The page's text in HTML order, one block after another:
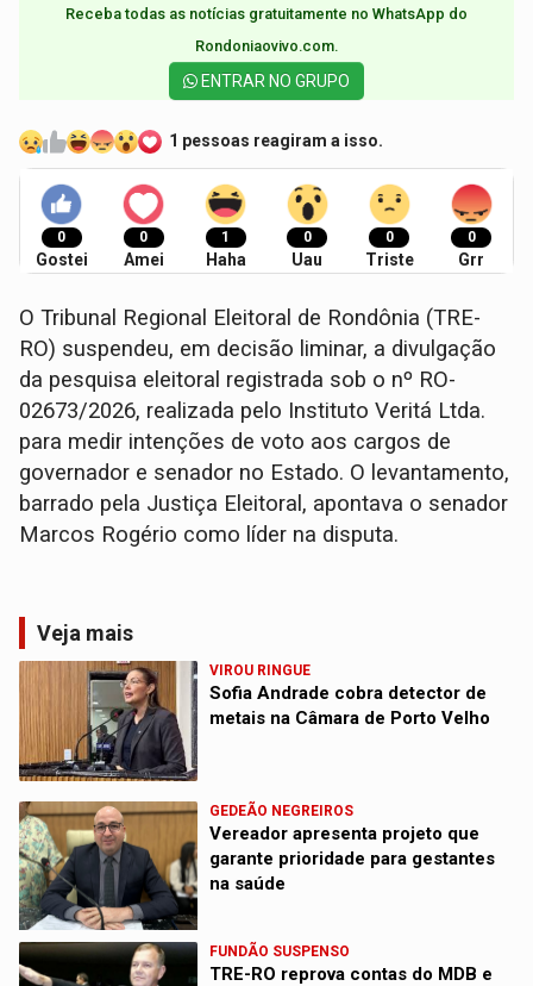
Receba todas as notícias gratuitamente no WhatsApp do
Rondoniaovivo.com.​
ENTRAR NO GRUPO
1 pessoas reagiram a isso.
0
Gostei
0
Amei
1
Haha
0
Uau
0
Triste
0
Grr
O Tribunal Regional Eleitoral de Rondônia (TRE-
RO) suspendeu, em decisão liminar, a divulgação
da pesquisa eleitoral registrada sob o nº RO-
02673/2026, realizada pelo Instituto Veritá Ltda.
para medir intenções de voto aos cargos de
governador e senador no Estado. O levantamento,
barrado pela Justiça Eleitoral, apontava o senador
Marcos Rogério como líder na disputa.
Veja mais
VIROU RINGUE
Sofia Andrade cobra detector de
metais na Câmara de Porto Velho
GEDEÃO NEGREIROS
Vereador apresenta projeto que
garante prioridade para gestantes
na saúde
FUNDÃO SUSPENSO
TRE-RO reprova contas do MDB e